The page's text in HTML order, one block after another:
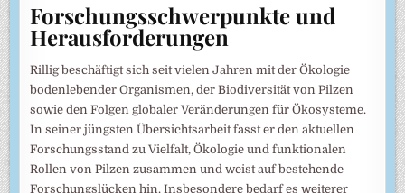
Forschungsschwerpunkte und
Herausforderungen
Rillig beschäftigt sich seit vielen Jahren mit der Ökologie
bodenlebender Organismen, der Biodiversität von Pilzen
sowie den Folgen globaler Veränderungen für Ökosysteme.
In seiner jüngsten Übersichtsarbeit fasst er den aktuellen
Forschungsstand zu Vielfalt, Ökologie und funktionalen
Rollen von Pilzen zusammen und weist auf bestehende
Forschungslücken hin. Insbesondere bedarf es weiterer